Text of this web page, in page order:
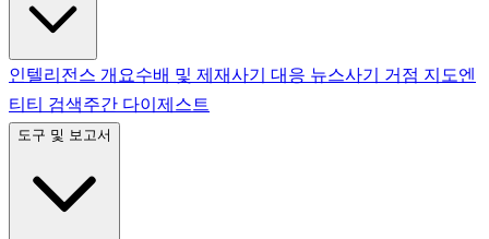
인텔리전스 개요수배 및 제재사기 대응 뉴스사기 거점 지도엔
티티 검색주간 다이제스트
도구 및 보고서